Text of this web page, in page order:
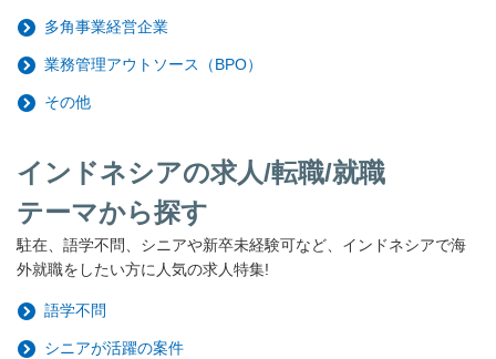
多角事業経営企業
業務管理アウトソース（BPO）
その他
インドネシアの求人/転職/就職
テーマから探す
駐在、語学不問、シニアや新卒未経験可など、インドネシアで海
外就職をしたい方に人気の求人特集!
語学不問
シニアが活躍の案件